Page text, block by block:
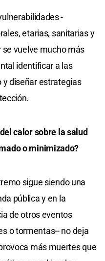
-
etarias, sanitarias y
se vuelve mucho más
identificar a las
y diseñar estrategias
calor sobre la salud
o minimizado?
sigue siendo una
pública y en la
de otros eventos
o tormentas-- no deja
más muertes que